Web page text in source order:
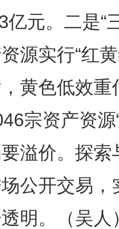
亿元。二是“
源实行“红
黄色低效
宗资产资
溢价。探
公开交易
明。（吴人